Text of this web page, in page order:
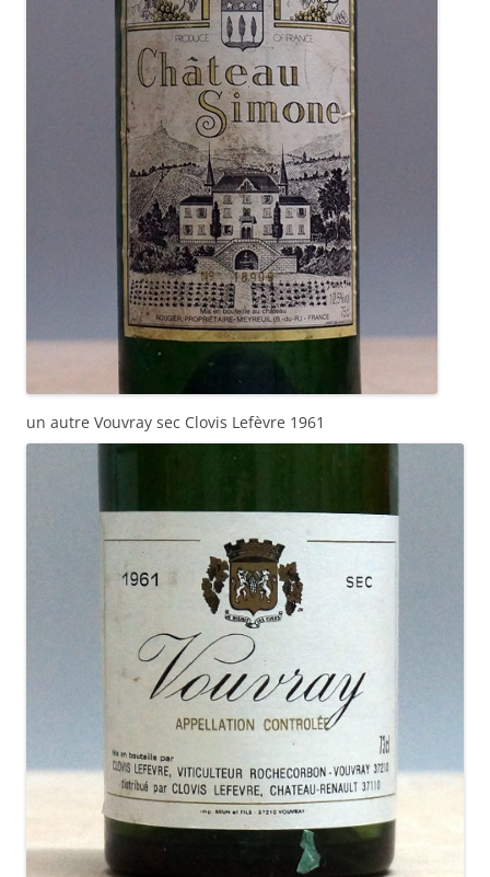
un autre Vouvray sec Clovis Lefèvre 1961